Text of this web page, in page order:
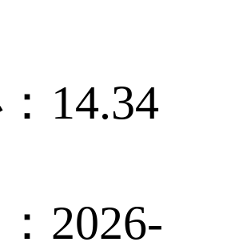
14.34
2026-